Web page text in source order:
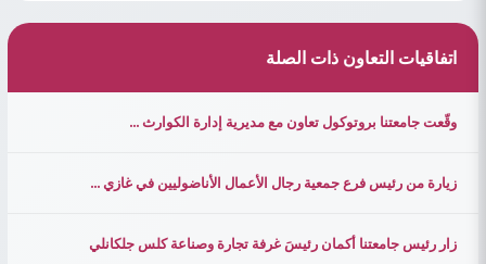
اتفاقيات التعاون ذات الصلة
وقّعت جامعتنا بروتوكول تعاون مع مديرية إدارة الكوارث ...
زيارة من رئيس فرع جمعية رجال الأعمال الأناضوليين في غازي ...
زار رئيس جامعتنا أكمان رئيسَ غرفة تجارة وصناعة كلس جلكانلي